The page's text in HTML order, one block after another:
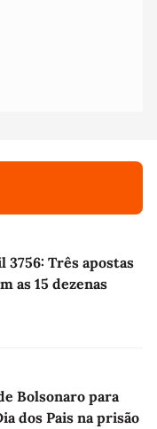
3756: Três apostas
as 15 dezenas
Bolsonaro para
dos Pais na prisão